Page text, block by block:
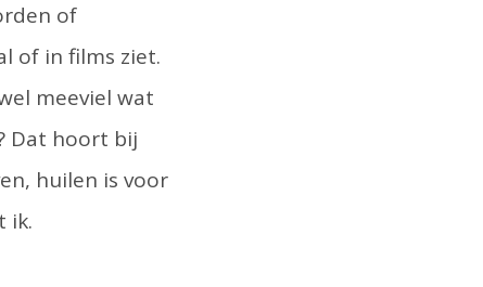
of
of in films ziet.
meeviel wat
Dat hoort bij
huilen is voor
ik.